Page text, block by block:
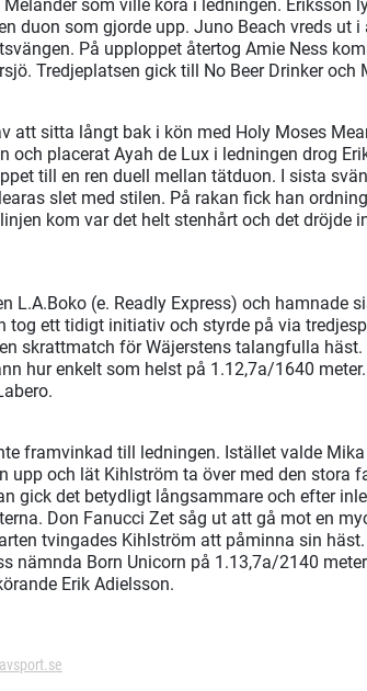
som ville köra i ledningen. Eriksson
duon som gjorde upp. Juno Beach vreds ut
På upploppet återtog Amie Ness
Tredjeplatsen gick till No Beer Drinker och
att sitta långt bak i kön med Holy Moses
och placerat Ayah de Lux i ledningen drog
till en ren duell mellan tätduon. I sista
slet med stilen. På rakan fick han
kom var det helt stenhårt och det dröjde
L.A.Boko (e. Readly Express) och hamnade
tog ett tidigt initiativ och styrde på via
skrattmatch för Wäjerstens talangfulla
hur enkelt som helst på 1.12,7a/1640
framvinkad till ledningen. Istället valde
och lät Kihlström ta över med den stora
gick det betydligt långsammare och efter
Don Fanucci Zet såg ut att gå mot en
tvingades Kihlström att påminna sin häst.
nämnda Born Unicorn på 1.13,7a/2140
Erik Adielsson.